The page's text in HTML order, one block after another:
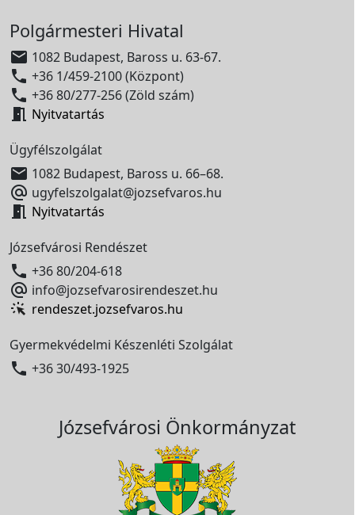
Polgármesteri Hivatal
 1082 Budapest, Baross u. 63-67.
 +36 1/459-2100 (Központ)
 +36 80/277-256 (Zöld szám)
 Nyitvatartás
Ügyfélszolgálat
 1082 Budapest, Baross u. 66–68.
 ugyfelszolgalat@jozsefvaros.hu
 Nyitvatartás
Józsefvárosi Rendészet
 +36 80/204-618
 info@jozsefvarosirendeszet.hu
rendeszet.jozsefvaros.hu
Gyermekvédelmi Készenléti Szolgálat
 +36 30/493-1925
Józsefvárosi Önkormányzat